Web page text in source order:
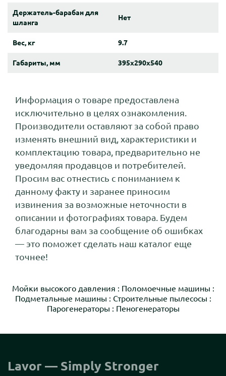
Держатель-барабан для
шланга
Нет
Вес, кг 9.7
Габариты, мм 395x290x540
Информация о товаре предоставлена
исключительно в целях ознакомления.
Производители оставляют за собой право
изменять внешний вид, характеристики и
комплектацию товара, предварительно не
уведомляя продавцов и потребителей.
Просим вас отнестись с пониманием к
данному факту и заранее приносим
извинения за возможные неточности в
описании и фотографиях товара. Будем
благодарны вам за сообщение об ошибках
— это поможет сделать наш каталог еще
точнее!
Мойки высокого давления : Поломоечные машины :
Подметальные машины : Строительные пылесосы :
Парогенераторы : Пеногенераторы
Lavor — Simply Stronger